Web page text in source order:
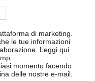
di marketing.
le tue informazioni
Leggi qui
momento facendo
delle nostre e-mail.